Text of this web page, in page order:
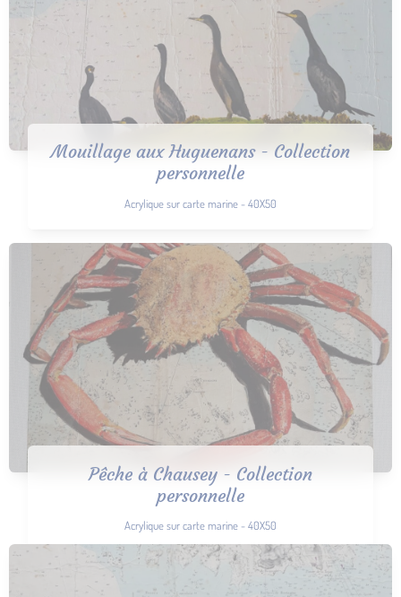
Mouillage aux Huguenans - Collection
personnelle
Acrylique sur carte marine - 40X50
Pêche à Chausey - Collection
personnelle
Acrylique sur carte marine - 40X50